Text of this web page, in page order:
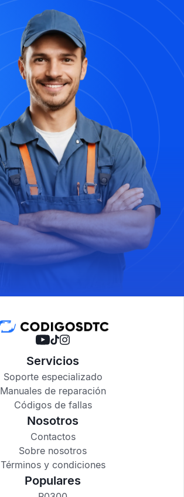
Servicios
Soporte especializado
Manuales de reparación
Códigos de fallas
Nosotros
Contactos
Sobre nosotros
Términos y condiciones
Populares